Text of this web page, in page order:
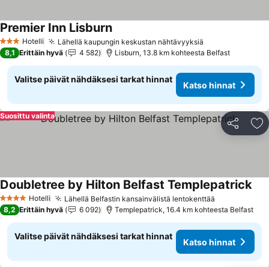
3 Tähtiluokitus
Hotelli Lähellä kaupungin keskustan nähtävyyksiä
Premier Inn LisburnKatso hinnat
8,1 Erittäin hyvä 4 582 Lisburn, 13.8 km kohteesta Belfast
Valitse päivät nähdäksesi tarkat hinnat
Katso hinnat
Jaa
Suosittu valinta
4 Tähtiluokitus
Hotelli Lähellä Belfastin kansainvälistä lentokenttää
Doubletree by Hilton Belfast Templepatrick
8,2 Erittäin hyvä 6 092 Templepatrick, 16.4 km kohteesta Belfast
Valitse päivät nähdäksesi tarkat hinnat
Katso hinnat